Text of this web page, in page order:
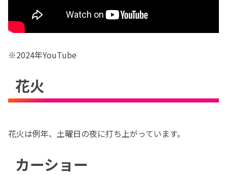
※2024年YouTube
花火
花火は例年、土曜日の夜に打ち上がっています。
カーショー